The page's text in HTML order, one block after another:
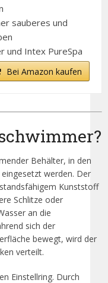
sauberes und
und Intex PureSpa
Bei Amazon kaufen
Behälter, in den
werden. Der
Kunststoff
Schlitze oder
an die
sich der
bewegt, wird der
verteilt.
Einstellring. Durch